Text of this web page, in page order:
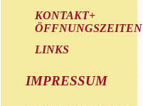
KONTAKT+
ÖFFNUNGSZEITEN
LINKS
IMPRESSUM